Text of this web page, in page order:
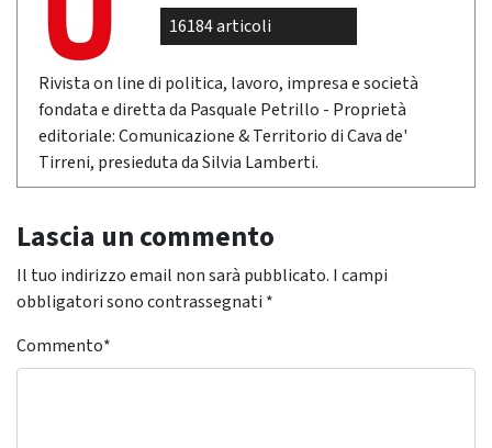
16184 articoli
Rivista on line di politica, lavoro, impresa e società
fondata e diretta da Pasquale Petrillo - Proprietà
editoriale: Comunicazione & Territorio di Cava de'
Tirreni, presieduta da Silvia Lamberti.
Lascia un commento
Il tuo indirizzo email non sarà pubblicato. I campi
obbligatori sono contrassegnati *
Commento*